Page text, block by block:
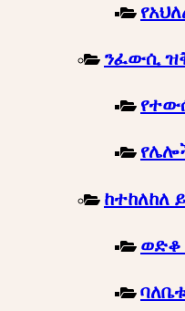
ንፈውሲ
ከተከለከለ
ወድቆ